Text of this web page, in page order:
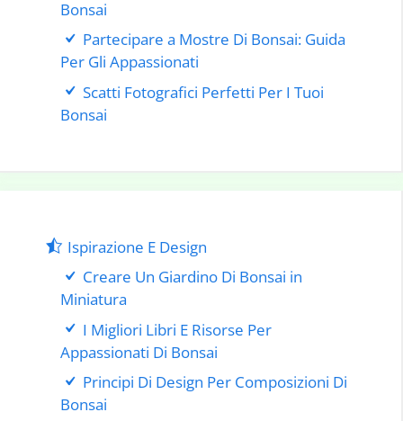
Bonsai
Partecipare a Mostre Di Bonsai: Guida
Per Gli Appassionati
Scatti Fotografici Perfetti Per I Tuoi
Bonsai
Ispirazione E Design
Creare Un Giardino Di Bonsai in
Miniatura
I Migliori Libri E Risorse Per
Appassionati Di Bonsai
Principi Di Design Per Composizioni Di
Bonsai